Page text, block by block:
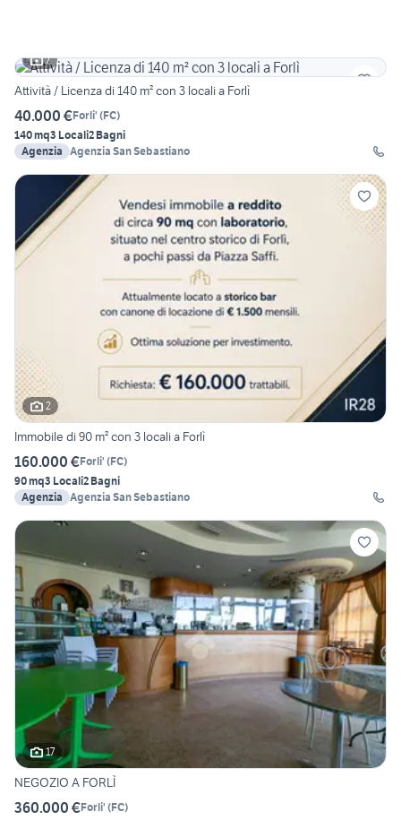
7
Attività / Licenza di 140 m² con 3 locali a Forlì
40.000 €Forli' (FC)
140 mq3 Locali2 Bagni
Agenzia Agenzia San Sebastiano
2
Immobile di 90 m² con 3 locali a Forlì
160.000 €Forli' (FC)
90 mq3 Locali2 Bagni
Agenzia Agenzia San Sebastiano
17
NEGOZIO A FORLÌ
360.000 €Forli' (FC)